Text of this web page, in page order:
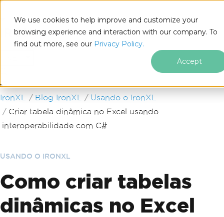
We use cookies to help improve and customize your
browsing experience and interaction with our company. To
find out more, see our Privacy Policy.
Accept
Ir para o conteúdo do rodapé
IronXL Blog IronXL
Usando o IronXL
Criar tabela dinâmica no Excel usando
interoperabilidade com C#
USANDO O IRONXL
Como criar tabelas
dinâmicas no Excel